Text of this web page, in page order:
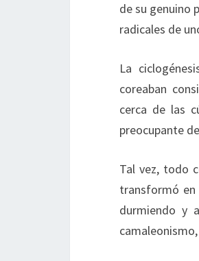
de su genuino
radicales de
La
coreaban
cerca de las
preocupante
Tal vez, todo
transformó en
durmiendo y